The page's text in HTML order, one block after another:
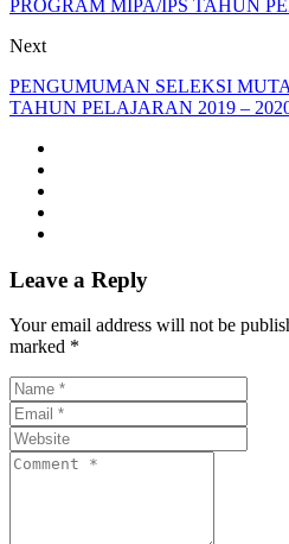
PROGRAM MIPA/IPS TAHUN
Next
PENGUMUMAN SELEKSI
TAHUN PELAJARAN 2019 –
Leave a Reply
Your email address will not be
marked *